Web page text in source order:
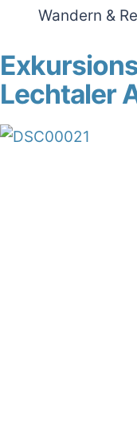
Wandern &
Lechtaler